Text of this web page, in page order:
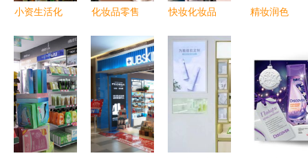
小资生活化
强企实力与
全面扶持下
的创业新选
择
化妆品零售
觉、体验与
转化的艺术
快妆化妆品
化妆品零售
新蓝海
精妆润色
精修合集与
零售新趋势